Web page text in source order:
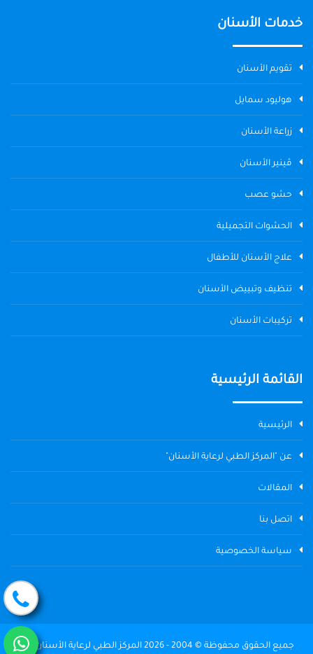
خدمات الأسنان
تقويم الأسنان
هوليود سمايل
زراعة الأسنان
ڤينير الأسنان
حشو عصب
الحشوات التجميلية
علاج الأسنان للأطفال
تنظيف وتبييض الأسنان
تركيبات الأسنان
القائمة الرئيسية
الرئيسية
عن "المركز الطبي لرعاية الأسنان"
المقالات
اتصل بنا
سياسة الخصوصية
جميع الحقوق محفوظة © 2004 - 2026 المركز الطبي لرعاية الأسنان The